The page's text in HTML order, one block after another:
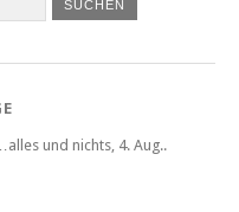
und nichts 4. Aug..